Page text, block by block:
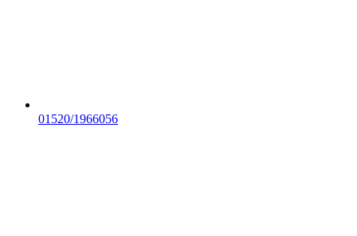
01520/1966056